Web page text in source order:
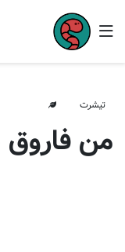
تیشرت
من فاروق